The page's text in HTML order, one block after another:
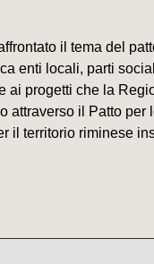
il tema del
enti locali, parti
ai progetti che la
attraverso il Patto per
il territorio riminese